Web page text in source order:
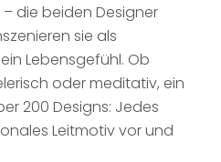
die beiden Designer
sie als
Lebensgefühl. Ob
oder meditativ, ein
200 Designs: Jedes
Leitmotiv vor und